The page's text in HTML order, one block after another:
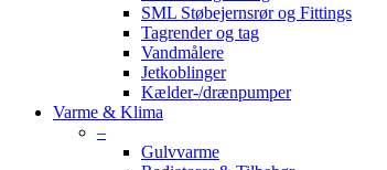
SML Støbejernsrør og Fittings
Tagrender og tag
Vandmålere
Jetkoblinger
Kælder-/drænpumper
Varme & Klima
–
Gulvvarme